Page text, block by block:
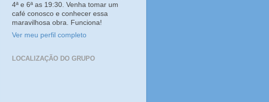
4ª e 6ª as 19:30. Venha tomar um
café conosco e conhecer essa
maravilhosa obra. Funciona!
Ver meu perfil completo
LOCALIZAÇÃO DO GRUPO